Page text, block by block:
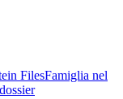
FilesFamiglia nel